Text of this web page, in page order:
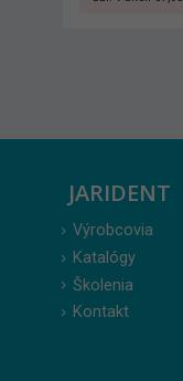
JARIDENT
Výrobcovia
Katalógy
Školenia
Kontakt